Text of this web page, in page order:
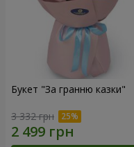
Букет "За гранню казки"
3 332 грн